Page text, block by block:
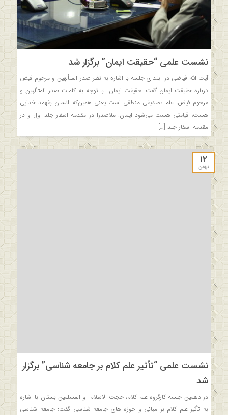
نشست علمی “حقیقت ایمان” برگزار شد
آیت الله فیاضی در ابتدای جلسه با اشاره به نظر صدر المتألهین و مرحوم فیض
درباره حقیقت ایمان گفت: حقیقت ایمان با توجه به کلمات صدر المتألهین و
مرحوم فیض، علم تصدیقی منطقی است یعنی همین‌که انسان بفهمد خدایی
هست، قیامتی هست می‌شود ایمان. ملاصدرا در مقدمه اسفار جلد اول و در
مقدمه اسفار جلد […]
۱۲
بهمن
نشست علمی “تأثیر علم کلام بر جامعه شناسی” برگزار
شد
در دهمین جلسه کارگروه علم کلام، حجت الاسلام و المسلمین بستان با اشاره
به تأثیر علم کلام بر مبانی و حوزه های جامعه شناسی گفت: جامعه شناسی